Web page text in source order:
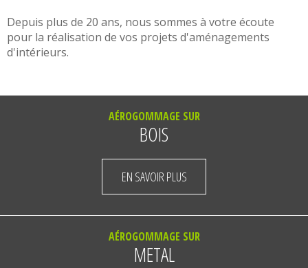
Depuis plus de 20 ans, nous sommes à votre écoute
pour la réalisation de vos projets d'aménagements
d'intérieurs.
AÉROGOMMAGE SUR
BOIS
EN SAVOIR PLUS
AÉROGOMMAGE SUR
METAL